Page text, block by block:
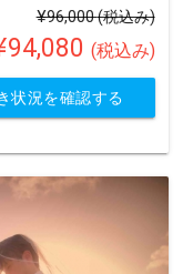
¥96,000(税込み)
(税込み)
状況を確認する